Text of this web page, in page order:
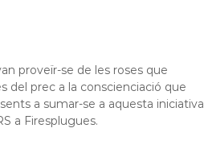
proveïr-se de les roses que
del prec a la conscienciació que
a sumar-se a aquesta iniciativa
a Firesplugues.